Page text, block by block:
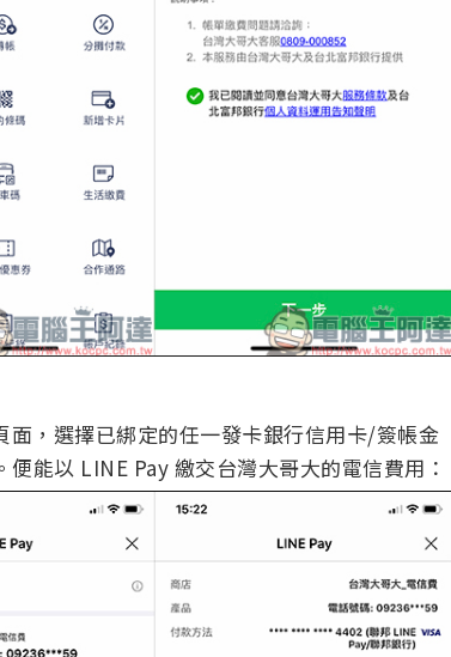
，選擇已綁定的任一發卡銀行信用卡/簽帳金
能以 LINE Pay 繳交台灣大哥大的電信費用：